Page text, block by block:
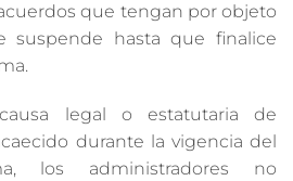
que tengan por objeto
suspende hasta que finalice
legal o estatutaria de
durante la vigencia del
los administradores no